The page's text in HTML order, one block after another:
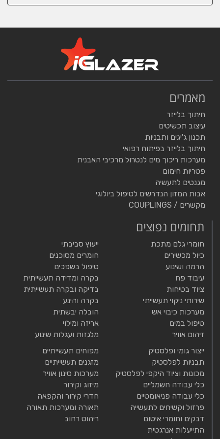
מאמרים
חיתוך בלייזר
עיצוב תכשיטים
תכנון ג'יגים ותבניות
חיתוך בלייזר בפיתוח רפואי
מערכות ריכוך מים לנטרול מרכיבי האבנית
פטריות חימום
מגנטים לתעשיה
אבות המזון הנדרשים לטיפול ביולוגי
מקשרים / COUPLINGS
תחומים נפוצים
חומרי גלם מתכת
כיול מכשירים
הרמה ושינוע
עיבוד פח
ציוד בטיחות
שירותי ניקוי תעשייתי
מערכות כיבוי אש
טיפול במים
זיהום אוויר
ייעוץ סביבתי
חומרים מסוכנים
טיפול בשפכים
בקרה ומדידה תעשייתית
בדיקה ובקרה תעשייתית
בקרה והינע
הובלה יבשתית
אריזה ומילוי
מלגזות ועגלות שינוע
ייצור גומי ופלסטיק
תבניות לפלסטיק
מכונות וציוד היקפי לפלסטיק
כלי עבודה חשמליים
כלי עבודה פניאומטיים
פרזול וקשיחים לתעשייה
דבקים וחומרי איטום
התייעלות אנרגטית
מפוחים תעשייתיים
מזגנים תעשייתיים
מערכות סינון אוויר
מיזוג וקירור
חדרי קירור והקפאה
תאורה ומערכות תאורה
ריהוט רחוב